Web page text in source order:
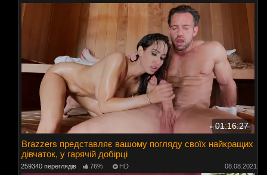
01:16:27
Brazzers представляє вашому погляду своїх найкращих
дівчаток, у гарячій добірці
259340 переглядів 76% HD 08.08.2021